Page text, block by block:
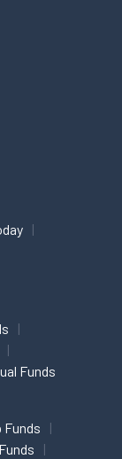
Funds
Funds